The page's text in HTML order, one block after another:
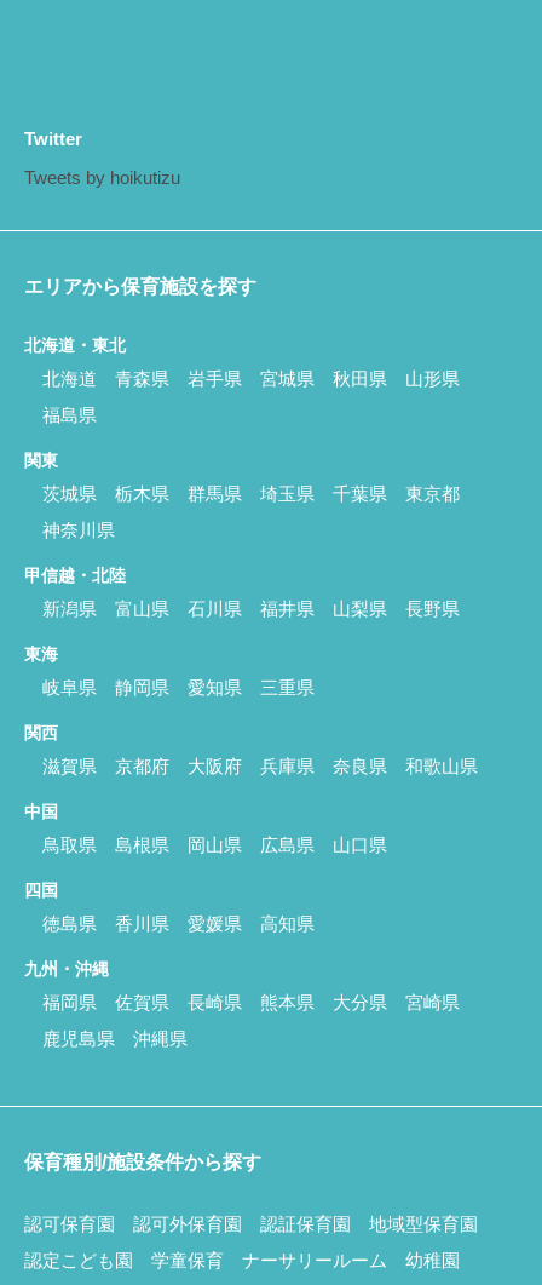
Twitter
Tweets by hoikutizu
エリアから保育施設を探す
北海道・東北
北海道 青森県 岩手県 宮城県 秋田県
山形県
福島県
関東
茨城県 栃木県 群馬県 埼玉県 千葉県
東京都
神奈川県
甲信越・北陸
新潟県 富山県 石川県 福井県 山梨県 長野県
東海
岐阜県 静岡県 愛知県 三重県
関西
滋賀県 京都府 大阪府 兵庫県 奈良県 和歌山県
中国
鳥取県 島根県 岡山県 広島県 山口県
四国
徳島県 香川県 愛媛県 高知県
九州・沖縄
福岡県 佐賀県 長崎県 熊本県 大分県
宮崎県
鹿児島県
沖縄県
保育種別/施設条件から探す
認可保育園 認可外保育園 認証保育園
地域型保育園
認定こども園
学童保育 ナーサリールーム 幼稚園